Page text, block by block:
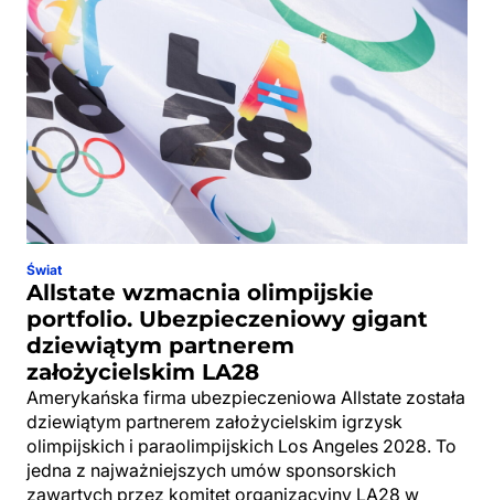
Świat
Allstate wzmacnia olimpijskie
portfolio. Ubezpieczeniowy gigant
dziewiątym partnerem
założycielskim LA28
Amerykańska firma ubezpieczeniowa Allstate została
dziewiątym partnerem założycielskim igrzysk
olimpijskich i paraolimpijskich Los Angeles 2028. To
jedna z najważniejszych umów sponsorskich
zawartych przez komitet organizacyjny LA28 w